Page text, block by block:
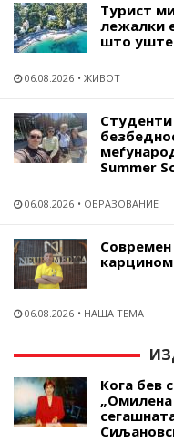
Турист
лежалки
што уште
06.08.2026 ЖИВОТ
Summer
06.08.2026 ОБРАЗОВАНИЕ
06.08.2026 НАША ТЕМА
Кога бев